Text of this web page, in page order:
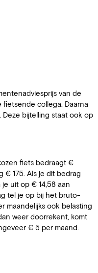
van de
collega. Daarna
bijtelling staat ook op
fiets bedraagt €
€ 175. Als je dit bedrag
uit op € 14,58 aan
tel je op bij het bruto-
maandelijks ook belasting
weer doorrekent, komt
€ 5 per maand.